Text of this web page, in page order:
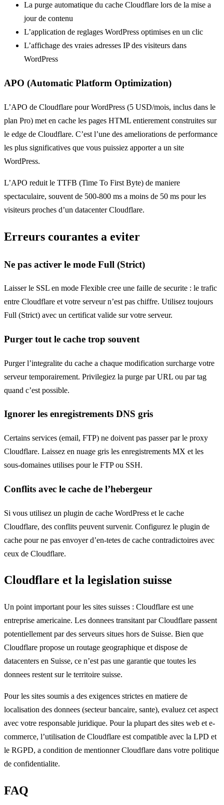
La purge automatique du cache Cloudflare lors de la mise a
jour de contenu
L’application de reglages WordPress optimises en un clic
L’affichage des vraies adresses IP des visiteurs dans
WordPress
APO (Automatic Platform Optimization)
L’APO de Cloudflare pour WordPress (5 USD/mois, inclus dans le
plan Pro) met en cache les pages HTML entierement construites sur
le edge de Cloudflare. C’est l’une des ameliorations de performance
les plus significatives que vous puissiez apporter a un site
WordPress.
L’APO reduit le TTFB (Time To First Byte) de maniere
spectaculaire, souvent de 500-800 ms a moins de 50 ms pour les
visiteurs proches d’un datacenter Cloudflare.
Erreurs courantes a eviter
Ne pas activer le mode Full (Strict)
Laisser le SSL en mode Flexible cree une faille de securite : le trafic
entre Cloudflare et votre serveur n’est pas chiffre. Utilisez toujours
Full (Strict) avec un certificat valide sur votre serveur.
Purger tout le cache trop souvent
Purger l’integralite du cache a chaque modification surcharge votre
serveur temporairement. Privilegiez la purge par URL ou par tag
quand c’est possible.
Ignorer les enregistrements DNS gris
Certains services (email, FTP) ne doivent pas passer par le proxy
Cloudflare. Laissez en nuage gris les enregistrements MX et les
sous-domaines utilises pour le FTP ou SSH.
Conflits avec le cache de l’hebergeur
Si vous utilisez un plugin de cache WordPress et le cache
Cloudflare, des conflits peuvent survenir. Configurez le plugin de
cache pour ne pas envoyer d’en-tetes de cache contradictoires avec
ceux de Cloudflare.
Cloudflare et la legislation suisse
Un point important pour les sites suisses : Cloudflare est une
entreprise americaine. Les donnees transitant par Cloudflare passent
potentiellement par des serveurs situes hors de Suisse. Bien que
Cloudflare propose un routage geographique et dispose de
datacenters en Suisse, ce n’est pas une garantie que toutes les
donnees restent sur le territoire suisse.
Pour les sites soumis a des exigences strictes en matiere de
localisation des donnees (secteur bancaire, sante), evaluez cet aspect
avec votre responsable juridique. Pour la plupart des sites web et e-
commerce, l’utilisation de Cloudflare est compatible avec la LPD et
le RGPD, a condition de mentionner Cloudflare dans votre politique
de confidentialite.
FAQ